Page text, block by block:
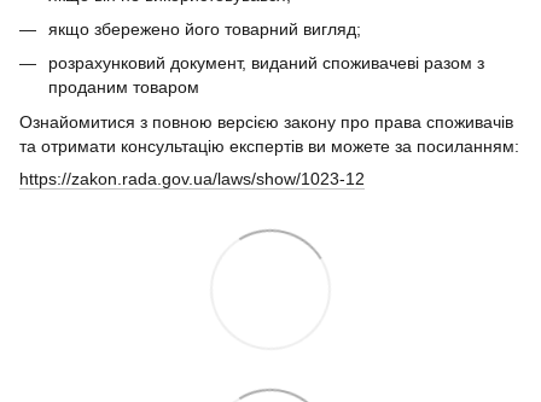
якщо збережено його товарний вигляд;
розрахунковий документ, виданий споживачеві разом з
проданим товаром
Ознайомитися з повною версією закону про права споживачів
та отримати консультацію експертів ви можете за посиланням:
https://zakon.rada.gov.ua/laws/show/1023-12